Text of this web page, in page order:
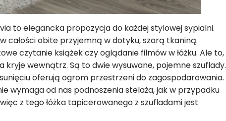
to elegancka propozycja do każdej stylowej sypialni.
w całości obite przyjemną w dotyku, szarą tkaniną.
czytanie książek czy oglądanie filmów w łóżku. Ale to,
kryje wewnątrz. Są to dwie wysuwane, pojemne szuflady.
oferują ogrom przestrzeni do zagospodarowania.
wymaga od nas podnoszenia stelaża, jak w przypadku
z tego łóżka tapicerowanego z szufladami jest